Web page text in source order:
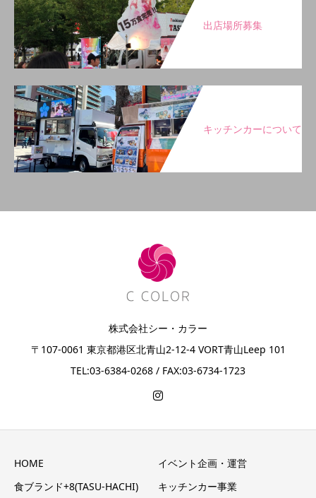
出店場所募集
キッチンカーについて
株式会社シー・カラー
〒107-0061 東京都港区北青山2-12-4 VORT青山Leep 101
TEL:03-6384-0268 / FAX:03-6734-1723
HOME
イベント企画・運営
食ブランド+8(TASU-HACHI)
キッチンカー事業